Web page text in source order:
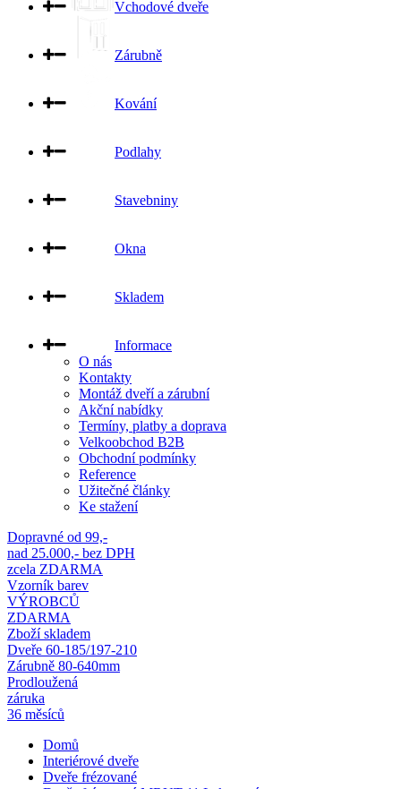
Vchodové dveře
Zárubně
Kování
Podlahy
Stavebniny
Okna
Skladem
Informace
O nás
Kontakty
Montáž dveří a zárubní
Akční nabídky
Termíny, platby a doprava
Velkoobchod B2B
Obchodní podmínky
Reference
Užitečné články
Ke stažení
Dopravné od 99,-
nad 25.000,- bez DPH
zcela ZDARMA
Vzorník barev
VÝROBCŮ
ZDARMA
Zboží skladem
Dveře 60-185/197-210
Zárubně 80-640mm
Prodloužená
záruka
36 měsíců
Domů
Interiérové dveře
Dveře frézované